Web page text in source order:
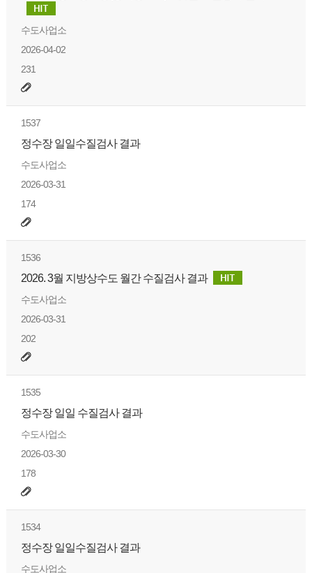
수도사업소
2026-04-02
231
1537
정수장 일일수질검사 결과
수도사업소
2026-03-31
174
1536
2026. 3월 지방상수도 월간 수질검사 결과
수도사업소
2026-03-31
202
1535
정수장 일일 수질검사 결과
수도사업소
2026-03-30
178
1534
정수장 일일수질검사 결과
수도사업소